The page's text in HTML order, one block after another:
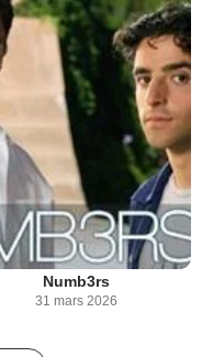
Numb3rs
31 mars 2026